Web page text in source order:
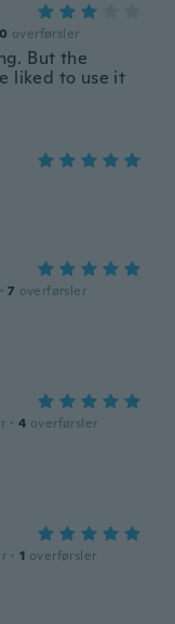
overførsler
But the
liked to use it
· 7 overførsler
· 4 overførsler
· 1 overførsler